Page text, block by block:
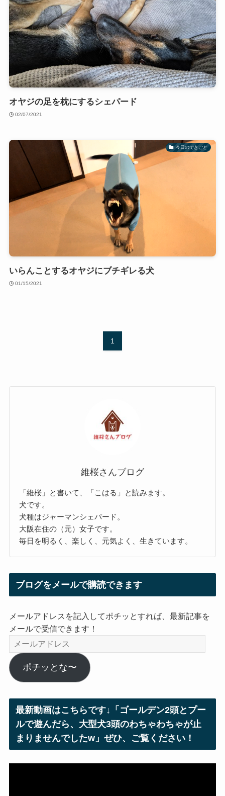
オヤジの足を枕にするシェパード
02/07/2021
今日のできごと
いらんことするオヤジにブチギレる犬
01/15/2021
1
維桜さんブログ
「維桜」と書いて、「こはる」と読みます。
犬です。
犬種はジャーマンシェパード。
大阪在住の（元）女子です。
毎日を明るく、楽しく、元気よく、生きています。
ブログをメールで購読できます
メールアドレスを記入してポチッとすれば、最新記事を
メールで受信できます！
メ
ー
ル
ア
ス
ポチッとな〜
最新動画はこちらです↓「ゴールデン2頭とプー
ルで遊んだら、大型犬3頭のわちゃわちゃが止
まりませんでしたw」ぜひ、ご覧ください！